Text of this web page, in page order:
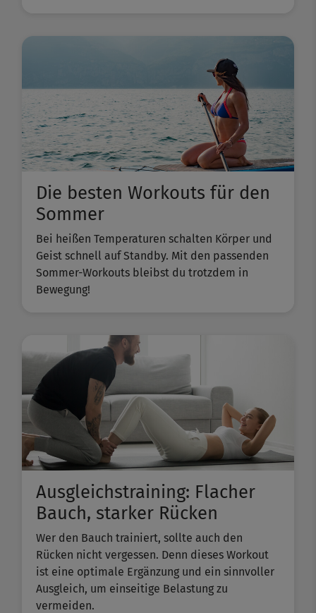
Die besten Workouts für den
Sommer
Bei heißen Temperaturen schalten Körper und
Geist schnell auf Standby. Mit den passenden
Sommer-Workouts bleibst du trotzdem in
Bewegung!
Ausgleichstraining: Flacher
Bauch, starker Rücken
Wer den Bauch trainiert, sollte auch den
Rücken nicht vergessen. Denn dieses Workout
ist eine optimale Ergänzung und ein sinnvoller
Ausgleich, um einseitige Belastung zu
vermeiden.